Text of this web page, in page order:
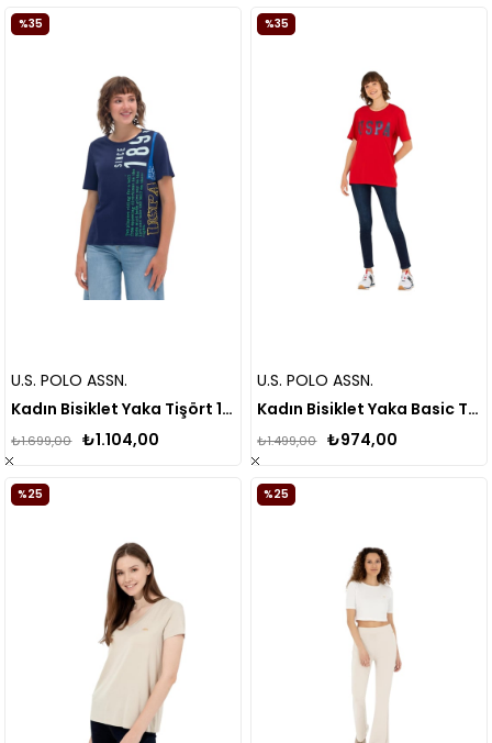
U.S. POLO ASSN.
Kadın Bisiklet Yaka Tişört 1570826
₺1.104,00
₺1.699,00
%35
U.S. POLO ASSN.
Kadın Bisiklet Yaka Basic Tişört 1567253
₺974,00
₺1.499,00
%35
%25 %25